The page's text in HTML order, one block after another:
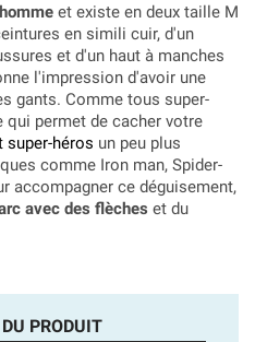
et existe en deux taille M
en simili cuir, d'un
et d'un haut à manches
l'impression d'avoir une
gants. Comme tous super-
qui permet de cacher votre
super-héros un peu plus
comme Iron man, Spider-
accompagner ce déguisement,
avec des flèches et du
PRODUIT